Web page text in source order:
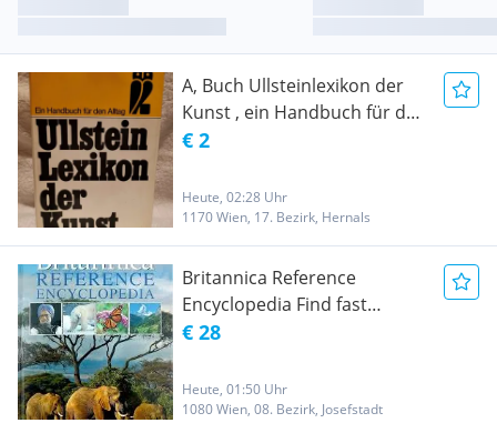
A, Buch Ullsteinlexikon der
Kunst , ein Handbuch für den
Alltag Heiner Knell
€ 2
Heute, 02:28 Uhr
1170 Wien, 17. Bezirk, Hernals
Britannica Reference
Encyclopedia Find fast
answers to everyday
€ 28
Heute, 01:50 Uhr
1080 Wien, 08. Bezirk, Josefstadt